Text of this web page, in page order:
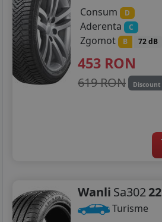
Consum
D
Aderenta C
Zgomot B 72 dB
453 RON
619 RON Discount
Wanli Sa302
Turisme